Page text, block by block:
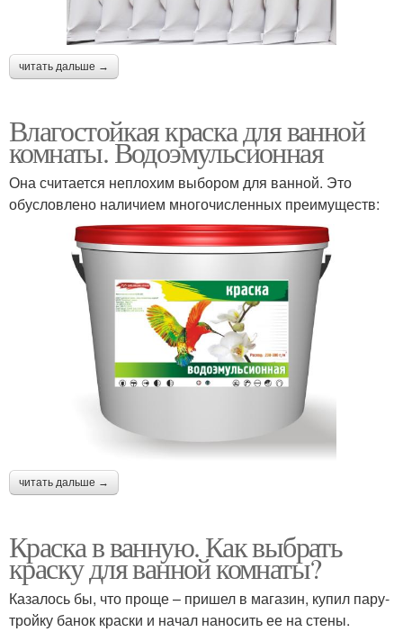
читать дальше →
Влагостойкая краска для ванной
комнаты. Водоэмульсионная
Она считается неплохим выбором для ванной. Это
обусловлено наличием многочисленных преимуществ:
читать дальше →
Краска в ванную. Как выбрать
краску для ванной комнаты?
Казалось бы, что проще – пришел в магазин, купил пару-
тройку банок краски и начал наносить ее на стены.